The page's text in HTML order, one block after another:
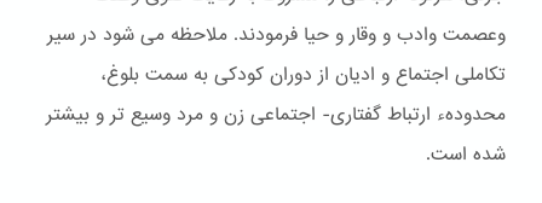
وعصمت وادب و وقار و حیا فرمودند. ملاحظه می شود در سیر
تکاملی اجتماع و ادیان از دوران کودکی به سمت بلوغ،
محدودهء ارتباط گفتاری- اجتماعی زن و مرد وسیع تر و بیشتر
شده است.